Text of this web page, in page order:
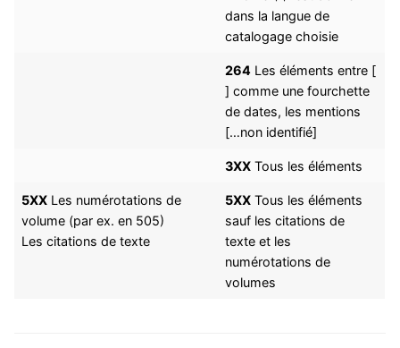
dans la langue de
catalogage choisie
264 Les éléments entre [
] comme une fourchette
de dates, les mentions
[…non identifié]
3XX Tous les éléments
5XX Les numérotations de
volume (par ex. en 505)
Les citations de texte
5XX Tous les éléments
sauf les citations de
texte et les
numérotations de
volumes